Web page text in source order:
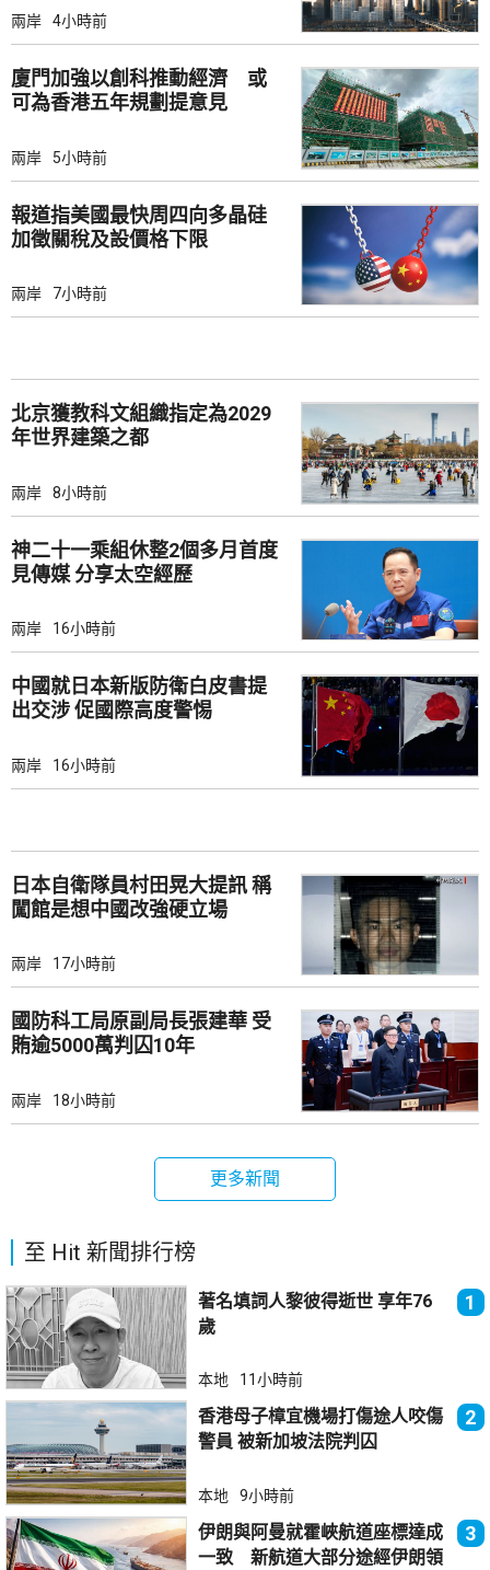
兩岸 4小時前
廈門加強以創科推動經濟 或
可為香港五年規劃提意見
兩岸 5小時前
報道指美國最快周四向多晶硅
加徵關稅及設價格下限
兩岸 7小時前
北京獲教科文組織指定為2029
年世界建築之都
兩岸 8小時前
神二十一乘組休整2個多月首度
見傳媒 分享太空經歷
兩岸 16小時前
中國就日本新版防衛白皮書提
出交涉 促國際高度警惕
兩岸 16小時前
日本自衛隊員村田晃大提訊 稱
闖館是想中國改強硬立場
兩岸 17小時前
國防科工局原副局長張建華 受
賄逾5000萬判囚10年
兩岸 18小時前
更多新聞
至 Hit 新聞排行榜
著名填詞人黎彼得逝世 享年76
歲
1
本地 11小時前
香港母子樟宜機場打傷途人咬傷
警員 被新加坡法院判囚
2
本地 9小時前
伊朗與阿曼就霍峽航道座標達成
一致 新航道大部分途經伊朗領
3